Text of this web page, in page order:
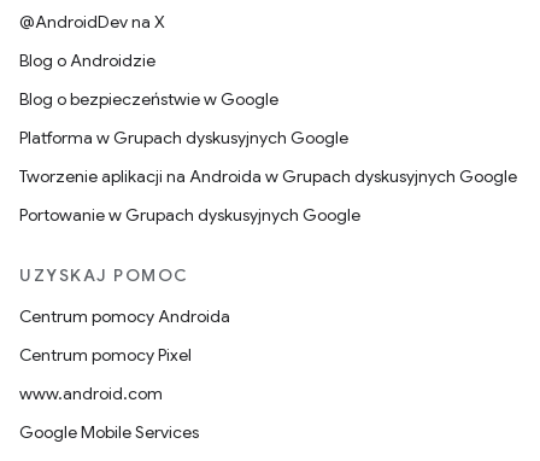
@AndroidDev na X
Blog o Androidzie
Blog o bezpieczeństwie w Google
Platforma w Grupach dyskusyjnych Google
Tworzenie aplikacji na Androida w Grupach dyskusyjnych Google
Portowanie w Grupach dyskusyjnych Google
UZYSKAJ POMOC
Centrum pomocy Androida
Centrum pomocy Pixel
www.android.com
Google Mobile Services